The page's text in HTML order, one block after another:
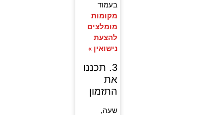
בעמוד
מקומות
מומלצים
להצעת
נישואין »
3. תכננו
את
התזמון
שעה,